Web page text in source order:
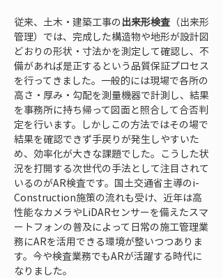
従来、土木・建築工事の 出来形検査 （出来形
管理）では、完成した構造物や地形が設計図
どおりの形状・寸法かを測定して確認し、不
備があれば是正するという品質保証プロセス
を行ってきました。一般的には現場で各所の
高さ・厚み・勾配を測量機器で計測し、結果
を事務所に持ち帰って図面と照合して合否判
定を行います。しかしこの方法ではその場で
結果を確認できず手戻りが発生しやすいた
め、効率化が大きな課題でした。こうした状
況を打開する次世代の手法として注目されて
いるのがAR検査です。国土交通省主導のi-
Construction施策の流れも受け、近年は高
性能なカメラやLiDARセンサーを備えたスマ
ートフォンの普及によって日常の施工管理業
務にARを活用できる環境が整いつつありま
す。今や検査業務でもARが活躍する時代に
なりました。